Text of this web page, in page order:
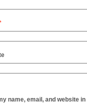
name, email, and website